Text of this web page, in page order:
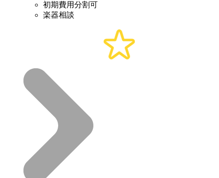
初期費用分割可
楽器相談